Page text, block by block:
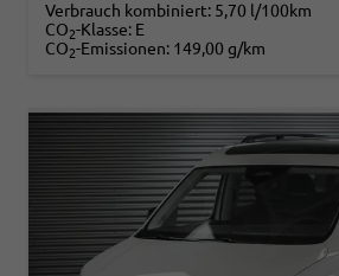
Verbrauch kombiniert: 5,70 l/100km
CO2-Klasse: E
CO2-Emissionen: 149,00 g/km